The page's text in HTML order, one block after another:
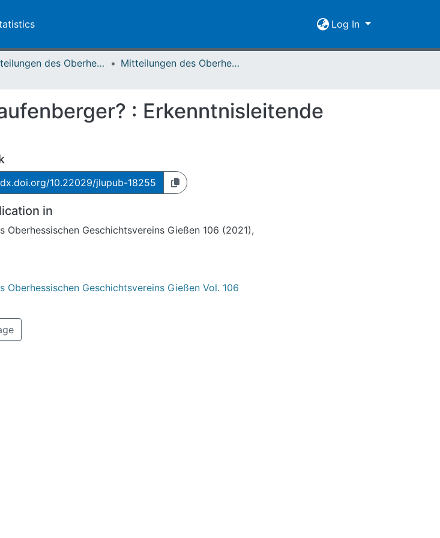
Log In
Mitteilungen des Oberhessischen Geschichtsvereins Gießen
Mitteilungen des Oberhessischen Geschichtsvereins Gießen Vol. 106 (2021)
: Erkenntnisleitende
10.22029/jlupub-18255
in
Oberhessischen Geschichtsvereins Gießen 106 (2021),
Oberhessischen Geschichtsvereins Gießen Vol. 106